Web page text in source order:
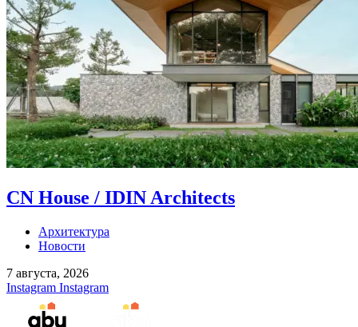
CN House / IDIN Architects
Архитектура
Новости
7 августа, 2026
Instagram Instagram